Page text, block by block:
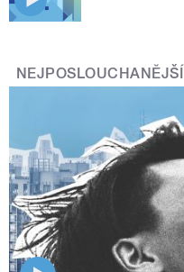
NEJPOSLOUCHANĚJŠÍ